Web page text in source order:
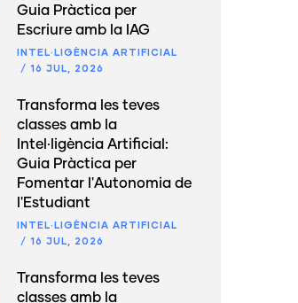
Guia Pràctica per
Escriure amb la IAG
INTEL·LIGÈNCIA ARTIFICIAL
/ 16 JUL, 2026
Transforma les teves
classes amb la
Intel·ligència Artificial:
Guia Pràctica per
Fomentar l'Autonomia de
l'Estudiant
INTEL·LIGÈNCIA ARTIFICIAL
/ 16 JUL, 2026
Transforma les teves
classes amb la